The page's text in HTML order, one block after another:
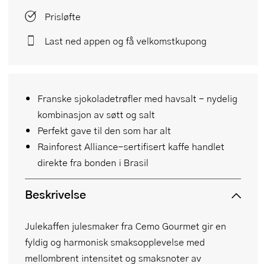
Franske sjokoladetrøfler med havsalt - nydelig
kombinasjon av søtt og salt
Perfekt gave til den som har alt
Rainforest Alliance-sertifisert kaffe handlet
direkte fra bonden i Brasil
Beskrivelse
Julekaffen julesmaker fra Cemo Gourmet gir en
fyldig og harmonisk smaksopplevelse med
mellombrent intensitet og smaksnoter av
Prisløfte
Last ned appen og få velkomstkupong